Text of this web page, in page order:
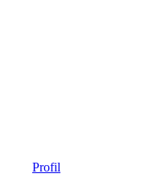
Profil